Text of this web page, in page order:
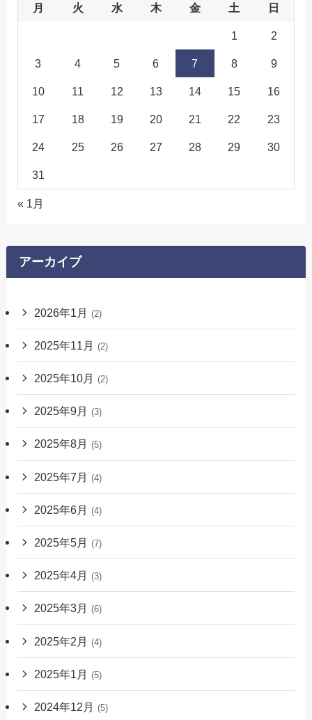
月 火 水 木 金 土 日
1 2
3 4 5 6 7 8 9
10 11 12 13 14 15 16
17 18 19 20 21 22 23
24 25 26 27 28 29 30
31
« 1月
アーカイブ
2026年1月 (2)
2025年11月 (2)
2025年10月 (2)
2025年9月 (3)
2025年8月 (5)
2025年7月 (4)
2025年6月 (4)
2025年5月 (7)
2025年4月 (3)
2025年3月 (6)
2025年2月 (4)
2025年1月 (5)
2024年12月 (5)